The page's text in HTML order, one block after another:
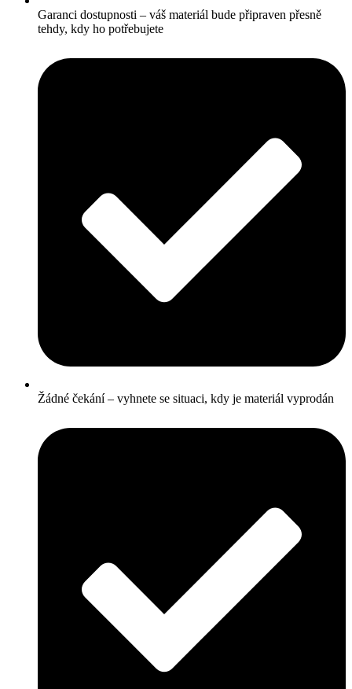
Garanci dostupnosti – váš materiál bude připraven přesně
tehdy, kdy ho potřebujete
Žádné čekání – vyhnete se situaci, kdy je materiál vyprodán